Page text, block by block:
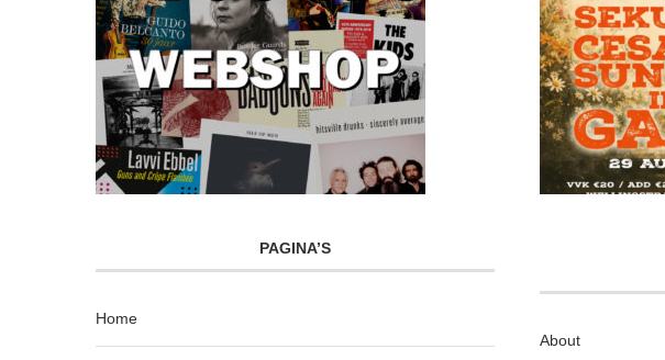
PAGINA’S
Home
About